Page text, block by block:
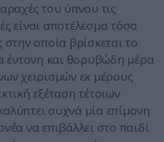
του ύπνου τις
είναι αποτέλεσμα τόσο
στην οποία βρίσκεται το
έντονη και θορυβώδη μέρα
χειρισμών εκ μέρους
εξέταση τέτοιων
συχνά μία επίμονη
να επιβάλλει στο παιδί